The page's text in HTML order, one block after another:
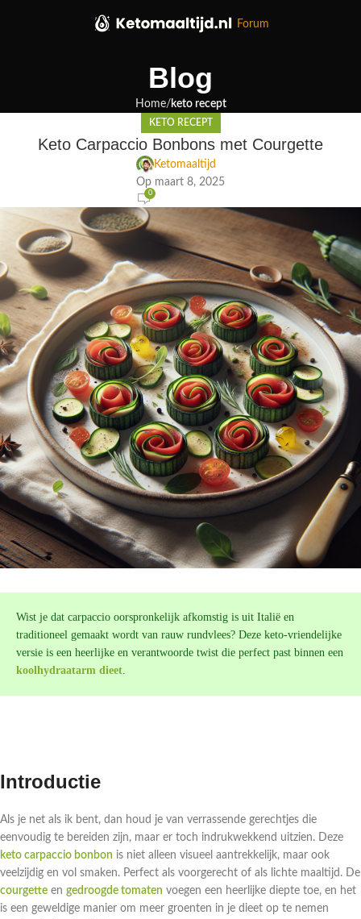
Forum
Blog
Home keto recept
KETO RECEPT
Keto Carpaccio Bonbons met Courgette
Ketomaaltijd
Op maart 8, 2025
0
Wist je dat carpaccio oorspronkelijk afkomstig is uit Italië en
traditioneel gemaakt wordt van rauw rundvlees? Deze keto-vriendelijke
versie is een heerlijke en verantwoorde twist die perfect past binnen een
koolhydraatarm dieet.
Introductie
Als je net als ik bent, dan houd je van verrassende gerechtjes die
eenvoudig te bereiden zijn, maar er toch indrukwekkend uitzien. Deze
keto carpaccio bonbon is niet alleen visueel aantrekkelijk, maar ook
veelzijdig en vol smaken. Perfect als voorgerecht of als lichte maaltijd. De
courgette en gedroogde tomaten voegen een heerlijke diepte toe, en het
is een geweldige manier om meer groenten in je dieet op te nemen